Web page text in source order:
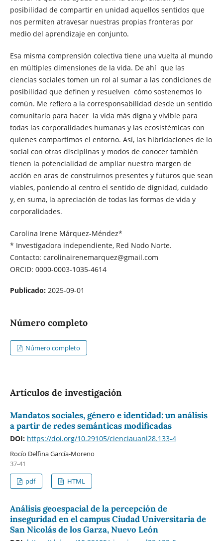
posibilidad de compartir en unidad aquellos sentidos que
nos permiten atravesar nuestras propias fronteras por
medio del aprendizaje en conjunto.
Esa misma comprensión colectiva tiene una vuelta al mundo
en múltiples dimensiones de la vida. De ahí que las
ciencias sociales tomen un rol al sumar a las condiciones de
posibilidad que definen y resuelven cómo sostenemos lo
común. Me refiero a la corresponsabilidad desde un sentido
comunitario para hacer la vida más digna y vivible para
todas las corporalidades humanas y las ecosistémicas con
quienes compartimos el entorno. Así, las hibridaciones de lo
social con otras disciplinas y modos de conocer también
tienen la potencialidad de ampliar nuestro margen de
acción en aras de construirnos presentes y futuros que sean
viables, poniendo al centro el sentido de dignidad, cuidado
y, en suma, la apreciación de todas las formas de vida y
corporalidades.
Carolina Irene Márquez-Méndez*
* Investigadora independiente, Red Nodo Norte.
Contacto: carolinairenemarquez@gmail.com
ORCID: 0000-0003-1035-4614
Publicado: 2025-09-01
Número completo
Número completo
Artículos de investigación
Mandatos sociales, género e identidad: un análisis
a partir de redes semánticas modificadas
DOI: https://doi.org/10.29105/cienciauanl28.133-4
Rocío Delfina García-Moreno
37-41
pdf
HTML
Análisis geoespacial de la percepción de
inseguridad en el campus Ciudad Universitaria de
San Nicolás de los Garza, Nuevo León